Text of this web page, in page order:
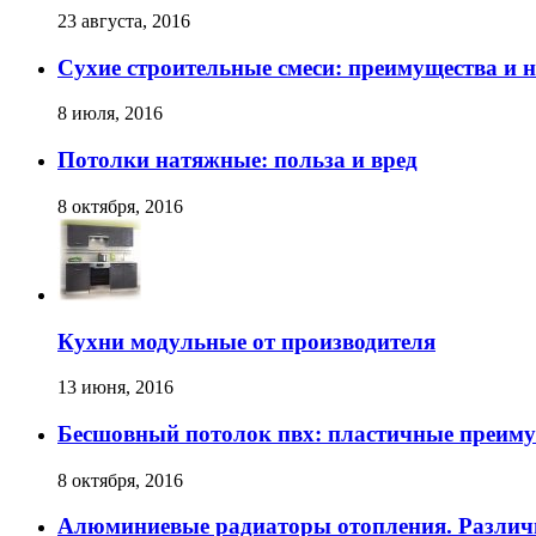
23 августа, 2016
Сухие строительные смеси: преимущества и
8 июля, 2016
Потолки натяжные: польза и вред
8 октября, 2016
Кухни модульные от производителя
13 июня, 2016
Бесшовный потолок пвх: пластичные
8 октября, 2016
Алюминиевые радиаторы отопления.